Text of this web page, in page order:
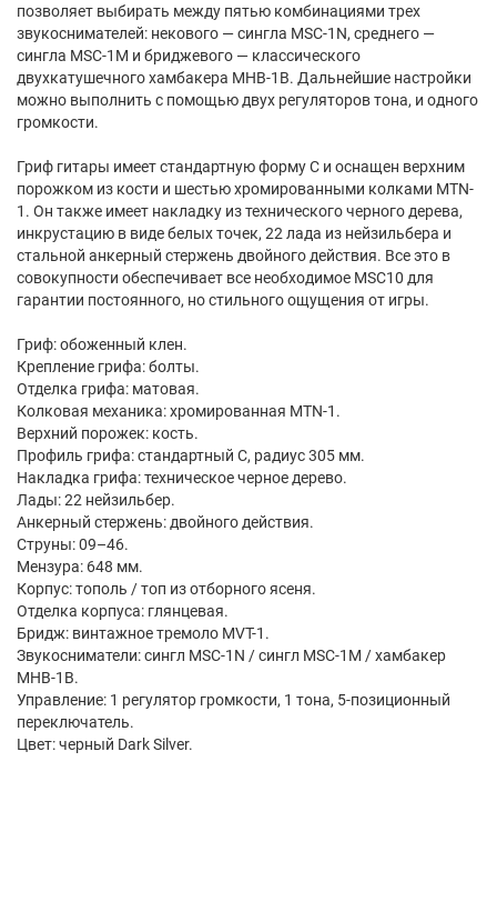
позволяет выбирать между пятью комбинациями трех
звукоснимателей: некового — сингла MSC-1N, среднего —
сингла MSC-1M и бриджевого — классического
двухкатушечного хамбакера MHB-1B. Дальнейшие настройки
можно выполнить с помощью двух регуляторов тона, и одного
громкости.
Гриф гитары имеет стандартную форму C и оснащен верхним
порожком из кости и шестью хромированными колками MTN-
1. Он также имеет накладку из технического черного дерева,
инкрустацию в виде белых точек, 22 лада из нейзильбера и
стальной анкерный стержень двойного действия. Все это в
совокупности обеспечивает все необходимое MSC10 для
гарантии постоянного, но стильного ощущения от игры.
Гриф: обоженный клен.
Крепление грифа: болты.
Отделка грифа: матовая.
Колковая механика: хромированная MTN-1.
Верхний порожек: кость.
Профиль грифа: стандартный С, радиус 305 мм.
Накладка грифа: техническое черное дерево.
Лады: 22 нейзильбер.
Анкерный стержень: двойного действия.
Струны: 09–46.
Мензура: 648 мм.
Корпус: тополь / топ из отборного ясеня.
Отделка корпуса: глянцевая.
Бридж: винтажное тремоло MVT-1.
Звукосниматели: сингл MSC-1N / сингл MSC-1M / хамбакер
MHB-1B.
Управление: 1 регулятор громкости, 1 тона, 5-позиционный
переключатель.
Цвет: черный Dark Silver.